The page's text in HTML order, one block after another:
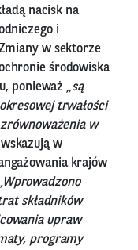
nacisk na
i
w sektorze
środowiska
ponieważ „są
trwałości
w
w
krajów
składników
upraw
programy